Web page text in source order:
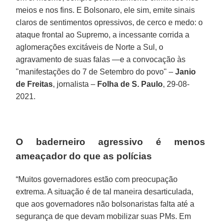
meios e nos fins. E Bolsonaro, ele sim, emite sinais
claros de sentimentos opressivos, de cerco e medo: o
ataque frontal ao Supremo, a incessante corrida a
aglomerações excitáveis de Norte a Sul, o
agravamento de suas falas —e a convocação às
"manifestações do 7 de Setembro do povo" –Janio
de Freitas, jornalista – Folha de S. Paulo, 29-08-
2021.
O baderneiro agressivo é menos
ameaçador do que as polícias
“Muitos governadores estão com preocupação
extrema. A situação é de tal maneira desarticulada,
que aos governadores não bolsonaristas falta até a
segurança de que devam mobilizar suas PMs. Em